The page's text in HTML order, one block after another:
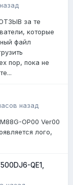
за те
которые
файл
пор, пока не
назад
OP00 Ver00
лого,
QE1,